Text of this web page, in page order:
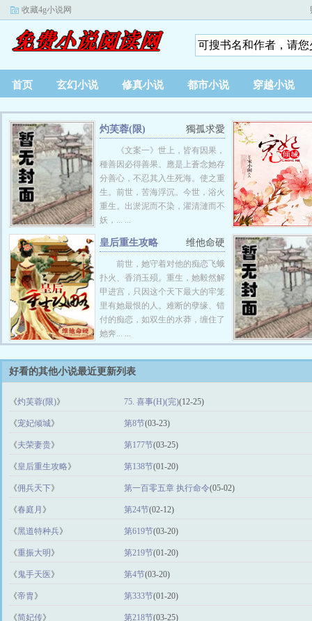
收藏4g小说网
首页 玄幻小说 修真小说 都市小说 穿越小说
獨孤求愛
灼芙蓉(限)
《文案一》世上，皆有因果，
種善因必得善果。應是上蒼念她存
分善心，不忍其入生死海。使之重
生。前世，苦海浮沉。今世，浴火
重生。出淤泥而不染，濯清漣而不
妖，... ...
维他命硬
皇后重生攻略
前世，她守着对他的痴恋飞蛾
扑火、香消玉殒。重生，她毅然解
甲进宫，只因这个天下最大的牢笼
里有她最恨的人。难断的孽缘、错
付的痴恋，如双生的水莽，缠住了
她奔... ...
好看的其他小说最近更新列表
《灼芙蓉(限)》 75. 喜事(H)(完)(12-25)
《宠妃倾城》 第8节(03-23)
《夫荣妻贵》 第177节(03-25)
《皇后重生攻略》 第138节(01-20)
《佣兵天下》 第一百零五章 执行命令(05-02)
《春庭月 》 第24节(02-12)
《黑道特种兵》 第619节(03-20)
《重振大明 》 第219节(01-20)
《 鬼手天医》 第4节(03-20)
《帝胄 》 第333节(01-20)
《简妃传》 第218节(03-25)